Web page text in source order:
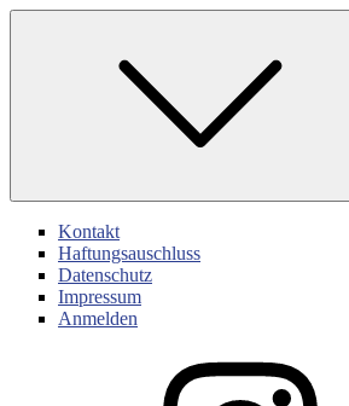
Skip
Kontakt
Haftungsauschluss
Datenschutz
Impressum
Anmelden